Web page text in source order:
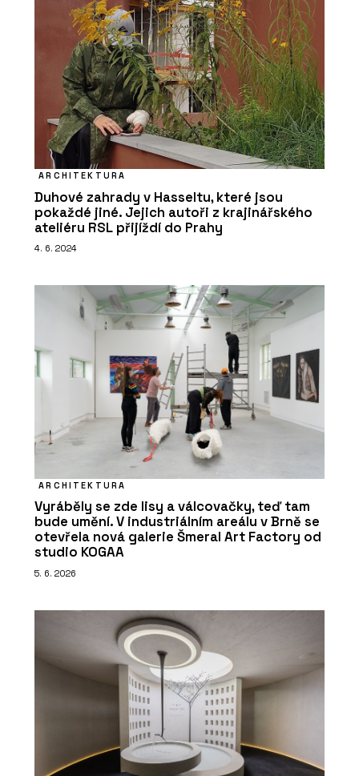
ARCHITEKTURA
Duhové zahrady v Hasseltu, které jsou
pokaždé jiné. Jejich autoři z krajinářského
ateliéru RSL přijíždí do Prahy
4. 6. 2024
ARCHITEKTURA
Vyráběly se zde lisy a válcovačky, teď tam
bude umění. V industriálním areálu v Brně se
otevřela nová galerie Šmeral Art Factory od
studio KOGAA
5. 6. 2026